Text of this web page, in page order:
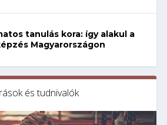
tanulás kora: így alakul a
Magyarországon
és tudnivalók